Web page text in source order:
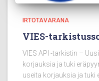
IRTOTAVARANA
VIES-
VIES API -tarkistin –
korjauksia ja tuki
useita korjauksia ja tuki